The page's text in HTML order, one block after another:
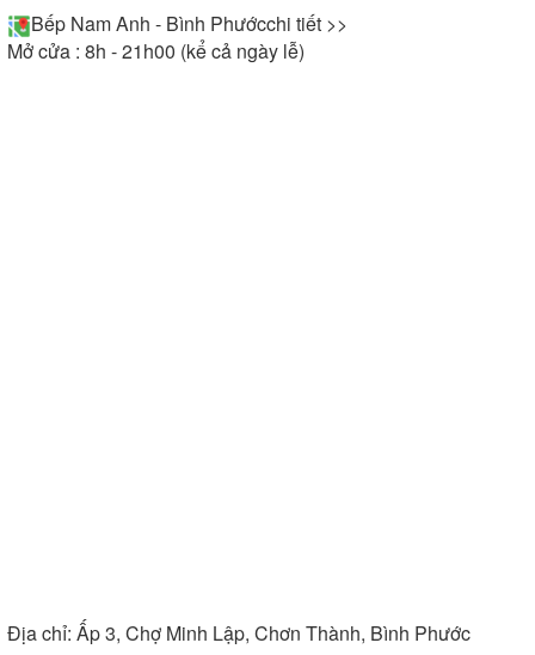
Bếp Nam Anh - Bình Phướcchi tiết >>
Mở cửa : 8h - 21h00 (kể cả ngày lễ)
Địa chỉ: Ấp 3, Chợ Minh Lập, Chơn Thành, Bình Phước